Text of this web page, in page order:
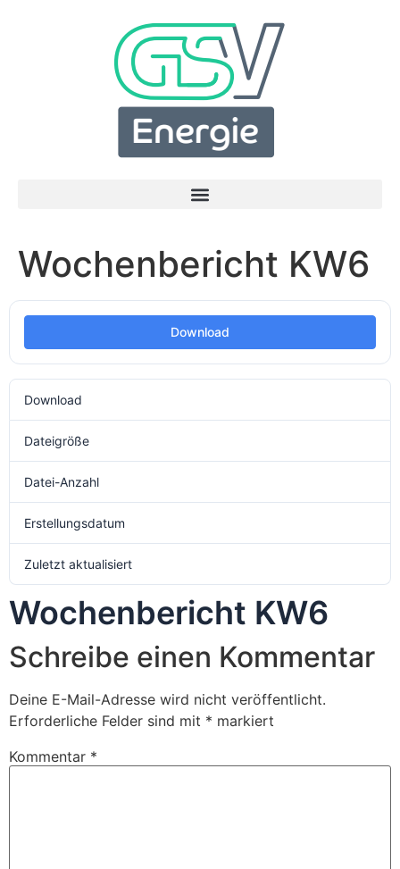
Wochenbericht KW6
Download
Download
Dateigröße
Datei-Anzahl
Erstellungsdatum
Zuletzt aktualisiert
Wochenbericht KW6
Schreibe einen Kommentar
Deine E-Mail-Adresse wird nicht veröffentlicht.
Erforderliche Felder sind mit * markiert
Kommentar *